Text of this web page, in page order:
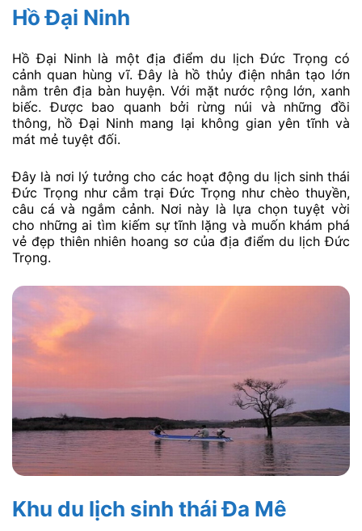
Hồ Đại Ninh
Hồ Đại Ninh là một địa điểm du lịch Đức Trọng có
cảnh quan hùng vĩ. Đây là hồ thủy điện nhân tạo lớn
nằm trên địa bàn huyện. Với mặt nước rộng lớn, xanh
biếc. Được bao quanh bởi rừng núi và những đồi
thông, hồ Đại Ninh mang lại không gian yên tĩnh và
mát mẻ tuyệt đối.
Đây là nơi lý tưởng cho các hoạt động du lịch sinh thái
Đức Trọng như cắm trại Đức Trọng như chèo thuyền,
câu cá và ngắm cảnh. Nơi này là lựa chọn tuyệt vời
cho những ai tìm kiếm sự tĩnh lặng và muốn khám phá
vẻ đẹp thiên nhiên hoang sơ của địa điểm du lịch Đức
Trọng.
Khu du lịch sinh thái Đa Mê